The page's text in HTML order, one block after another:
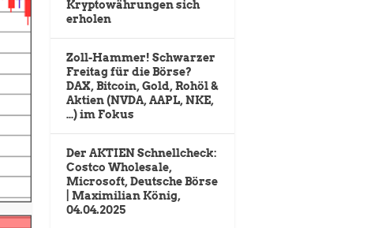
Kryptowährungen sich
erholen
Zoll-Hammer! Schwarzer
Freitag für die Börse?
DAX, Bitcoin, Gold, Rohöl &
Aktien (NVDA, AAPL, NKE,
…) im Fokus
Der AKTIEN Schnellcheck:
Costco Wholesale,
Microsoft, Deutsche Börse
| Maximilian König,
04.04.2025